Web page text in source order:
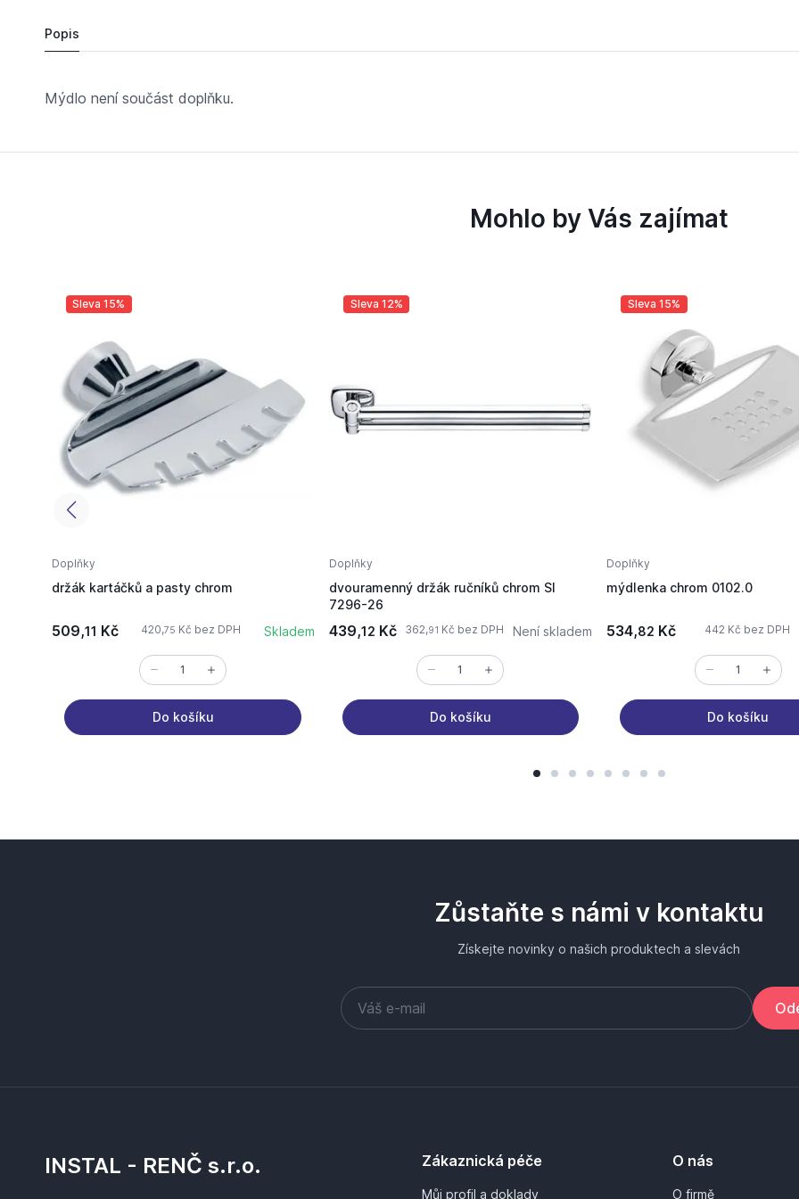
Popis
Mýdlo není součást doplňku.
Mohlo by Vás zajímat
Sleva 15%
Doplňky
držák kartáčků a pasty chrom
509,11 Kč 420,75 Kč bez DPH Skladem
Do košíku
Sleva 12%
Doplňky
dvouramenný držák ručníků chrom SI
7296-26
439,12 Kč 362,91 Kč bez DPH Není skladem
Do košíku
Sleva 15%
Doplňky
mýdlenka chrom 0102.0
534,82 Kč 442 Kč bez DPH
Do košíku
Zůstaňte s námi v kontaktu
Získejte novinky o našich produktech a slevách
INSTAL - RENČ s.r.o. Zákaznická péče
Můj profil a doklady
O nás
O firmě